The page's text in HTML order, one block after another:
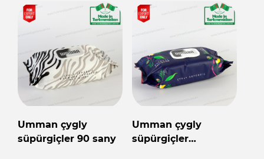
Umman çygly
süpürgiçler 90 sany
Umman çygly
süpürgiçler